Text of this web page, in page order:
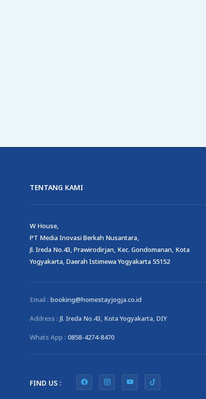
TENTANG KAMI
W House,
PT Media Inovasi Berkah Nusantara,
Jl. Ireda No.43, Prawirodirjan, Kec. Gondomanan, Kota
Yogyakarta, Daerah Istimewa Yogyakarta 55152
Email : booking@homestayjogja.co.id
Address : Jl. Ireda No.43, Kota Yogyakarta, DIY
Whats App : 0858-4274-8470
FIND US :